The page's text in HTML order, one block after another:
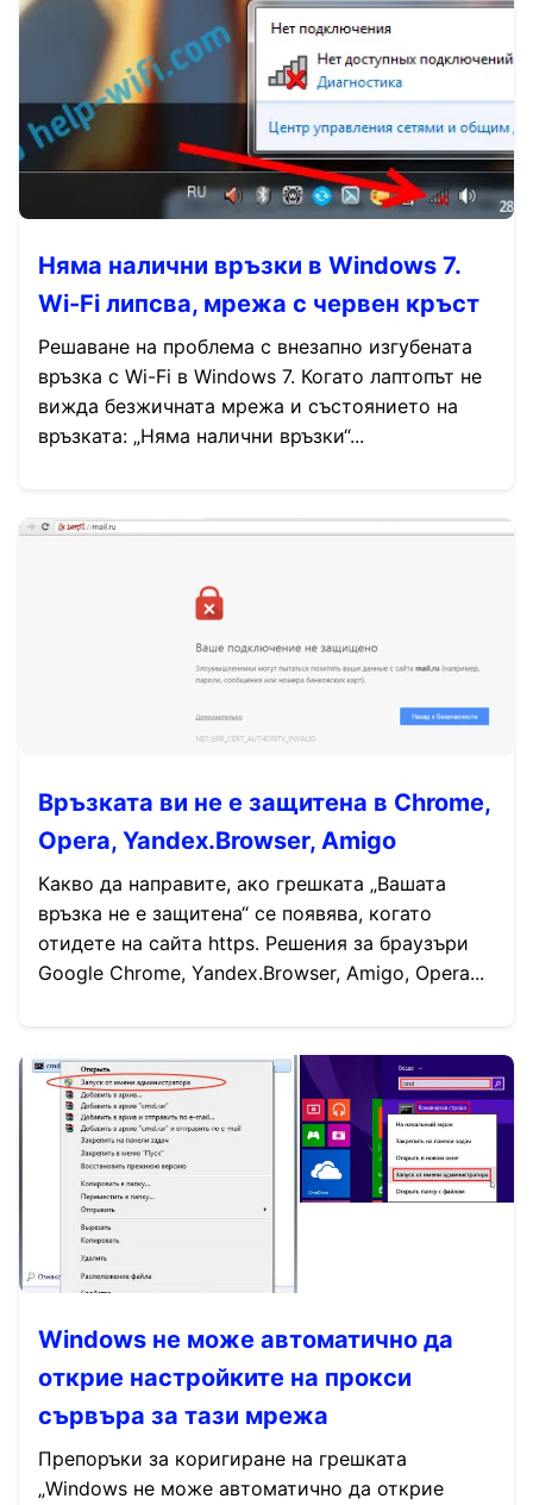
Няма налични връзки в Windows 7.
Wi-Fi липсва, мрежа с червен кръст
Решаване на проблема с внезапно изгубената
връзка с Wi-Fi в Windows 7. Когато лаптопът не
вижда безжичната мрежа и състоянието на
връзката: „Няма налични връзки“...
Връзката ви не е защитена в Chrome,
Opera, Yandex.Browser, Amigo
Какво да направите, ако грешката „Вашата
връзка не е защитена“ се появява, когато
отидете на сайта https. Решения за браузъри
Google Chrome, Yandex.Browser, Amigo, Opera...
Windows не може автоматично да
открие настройките на прокси
сървъра за тази мрежа
Препоръки за коригиране на грешката
„Windows не може автоматично да открие